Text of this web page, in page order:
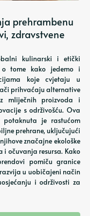
prehrambenu
zdravstvene
kulinarski i etički
o tome kako jedemo i
koje cvjetaju u
prihvaćaju alternative
mliječnih proizvoda i
s održivošću. Ova
je rastućom
prehrane, uključujući
značajne ekološke
očuvanja resursa. Kako
pomiču granice
u uobičajeni način
i održivosti za